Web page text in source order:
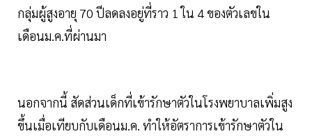
กลุ่มผู้สูงอายุ 70 ปีลดลงอยู่ที่ราว 1 ใน 4 ของตัวเลขใน
เดือนม.ค.ที่ผ่านมา
นอกจากนี้ สัดส่วนเด็กที่เข้ารักษาตัวในโรงพยาบาลเพิ่มสูง
ขึ้นเมื่อเทียบกับเดือนม.ค. ทำให้อัตราการเข้ารักษาตัวใน